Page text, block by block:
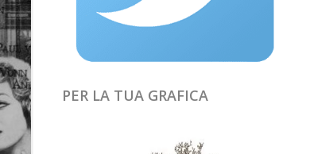
PER LA TUA GRAFICA